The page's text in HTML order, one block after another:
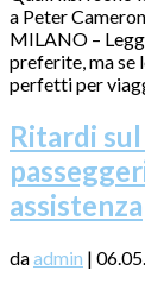
a Peter
MILANO –
preferite, ma se
perfetti per
Ritardi
assistenza
daadmin |